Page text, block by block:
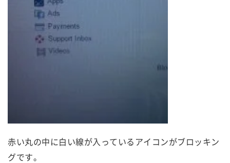
赤い丸の中に白い線が入っているアイコンがブロッキン
グです。